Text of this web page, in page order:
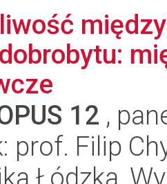
12 ,
prof. Filip
Łódzka,